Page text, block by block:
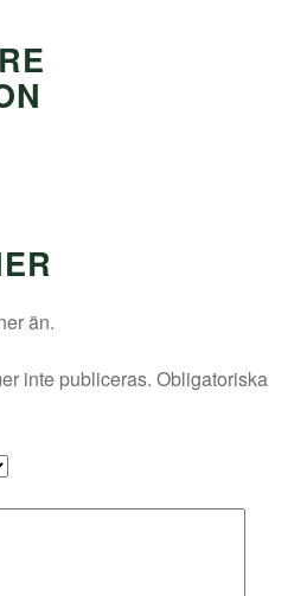
än.
inte publiceras. Obligatoriska